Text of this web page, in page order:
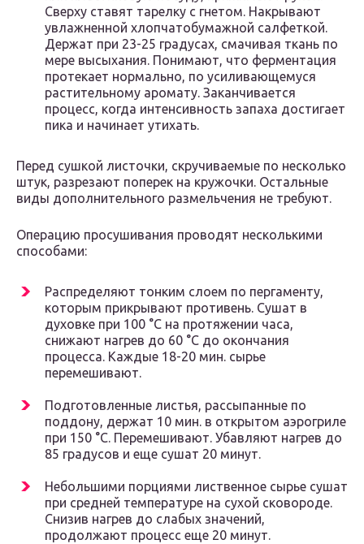
Сверху ставят тарелку с гнетом. Накрывают
увлажненной хлопчатобумажной салфеткой.
Держат при 23-25 градусах, смачивая ткань по
мере высыхания. Понимают, что ферментация
протекает нормально, по усиливающемуся
растительному аромату. Заканчивается
процесс, когда интенсивность запаха достигает
пика и начинает утихать.
Перед сушкой листочки, скручиваемые по несколько
штук, разрезают поперек на кружочки. Остальные
виды дополнительного размельчения не требуют.
Операцию просушивания проводят несколькими
способами:
Распределяют тонким слоем по пергаменту,
которым прикрывают противень. Сушат в
духовке при 100 °C на протяжении часа,
снижают нагрев до 60 °C до окончания
процесса. Каждые 18-20 мин. сырье
перемешивают.
Подготовленные листья, рассыпанные по
поддону, держат 10 мин. в открытом аэрогриле
при 150 °C. Перемешивают. Убавляют нагрев до
85 градусов и еще сушат 20 минут.
Небольшими порциями лиственное сырье сушат
при средней температуре на сухой сковороде.
Снизив нагрев до слабых значений,
продолжают процесс еще 20 минут.